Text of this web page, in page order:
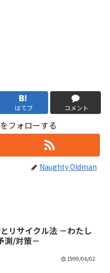
はてブ コメント
フォローする
Naughty Oldman
リサイクル法 －わたし
測/対策－
1999/06/02